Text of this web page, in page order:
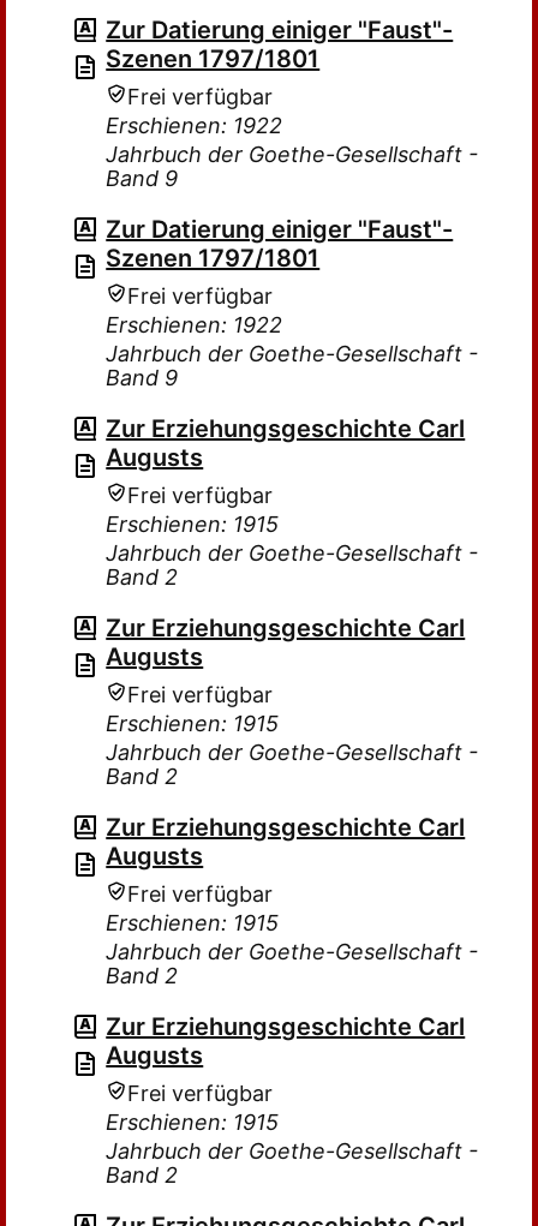
Zur Datierung einiger "Faust"-
Szenen 1797/1801
Frei verfügbar
Erschienen: 1922
Jahrbuch der Goethe-Gesellschaft -
Band 9
Zur Datierung einiger "Faust"-
Szenen 1797/1801
Frei verfügbar
Erschienen: 1922
Jahrbuch der Goethe-Gesellschaft -
Band 9
Zur Erziehungsgeschichte Carl
Augusts
Frei verfügbar
Erschienen: 1915
Jahrbuch der Goethe-Gesellschaft -
Band 2
Zur Erziehungsgeschichte Carl
Augusts
Frei verfügbar
Erschienen: 1915
Jahrbuch der Goethe-Gesellschaft -
Band 2
Zur Erziehungsgeschichte Carl
Augusts
Frei verfügbar
Erschienen: 1915
Jahrbuch der Goethe-Gesellschaft -
Band 2
Zur Erziehungsgeschichte Carl
Augusts
Frei verfügbar
Erschienen: 1915
Jahrbuch der Goethe-Gesellschaft -
Band 2